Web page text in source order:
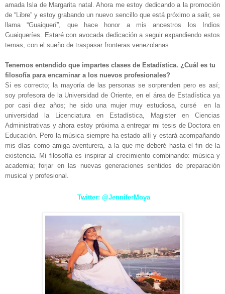
amada Isla de Margarita natal. Ahora me estoy dedicando a la promoción
de “Libre” y estoy grabando un nuevo sencillo que está próximo a salir, se
llama “Guaiquerí”, que hace honor a mis ancestros los Indios
Guaiqueríes. Estaré con avocada dedicación a seguir expandiendo estos
temas, con el sueño de traspasar fronteras venezolanas.
Tenemos entendido que impartes clases de Estadística. ¿Cuál es tu
filosofía para encaminar a los nuevos profesionales?
Si es correcto; la mayoría de las personas se sorprenden pero es así;
soy profesora de la Universidad de Oriente, en el área de Estadística ya
por casi diez años; he sido una mujer muy estudiosa, cursé en la
universidad la Licenciatura en Estadística, Magister en Ciencias
Administrativas y ahora estoy próxima a entregar mi tesis de Doctora en
Educación. Pero la música siempre ha estado allí y estará acompañando
mis días como amiga aventurera, a la que me deberé hasta el fin de la
existencia. Mi filosofía es inspirar al crecimiento combinando: música y
academia; forjar en las nuevas generaciones sentidos de preparación
musical y profesional.
Twitter: @JenniferMoya